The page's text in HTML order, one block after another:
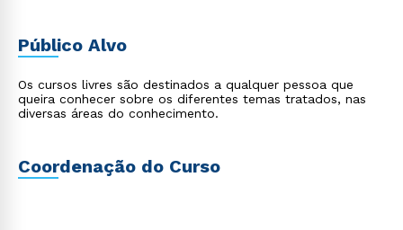
Público Alvo
Os cursos livres são destinados a qualquer pessoa que
queira conhecer sobre os diferentes temas tratados, nas
diversas áreas do conhecimento.
Coordenação do Curso